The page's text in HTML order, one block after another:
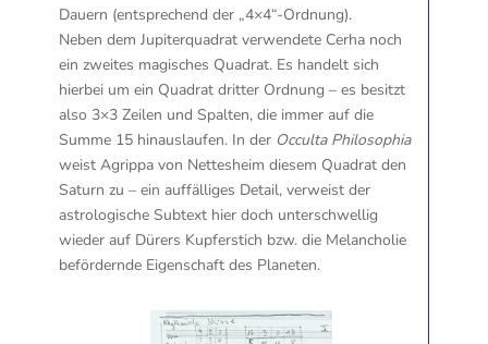
Dauern (entsprechend der „4×4“-Ordnung).
Neben dem Jupiterquadrat verwendete Cerha noch
ein zweites magisches Quadrat. Es handelt sich
hierbei um ein Quadrat dritter Ordnung – es besitzt
also 3×3 Zeilen und Spalten, die immer auf die
Summe 15 hinauslaufen. In der Occulta Philosophia
weist Agrippa von Nettesheim diesem Quadrat den
Saturn zu – ein auffälliges Detail, verweist der
astrologische Subtext hier doch unterschwellig
wieder auf Dürers Kupferstich bzw. die Melancholie
befördernde Eigenschaft des Planeten.